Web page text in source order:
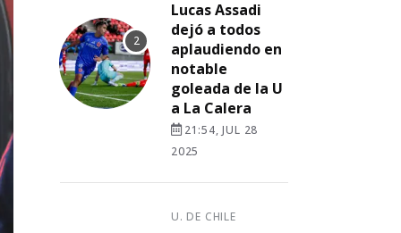
Lucas Assadi
dejó a todos
aplaudiendo en
notable
goleada de la U
a La Calera
21:54, JUL 28
2025
U. DE CHILE